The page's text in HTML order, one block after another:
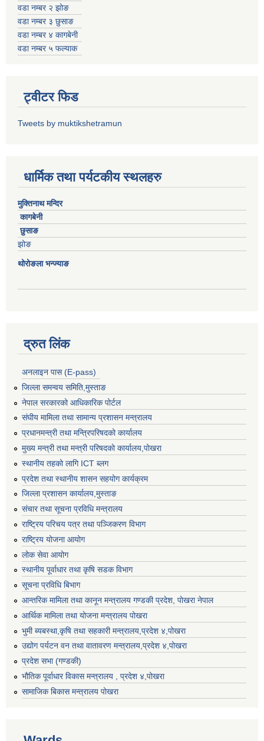
वडा नम्बर २ झोङ
वडा नम्बर ३ छुसाङ
वडा नम्बर ४ कागबेनी
वडा नम्बर ५ फल्याक
ट्वीटर फिड
Tweets by muktikshetramun
धार्मिक तथा पर्यटकीय स्थलहरु
मुक्तिनाथ मन्दिर
कागबेनी
छुसाङ
झोङ
थोरोङला भन्ज्याङ
द्रुत लिंक
अनलाइन पास (E-pass)
जिल्ला समन्वय समिति,मुस्ताङ
नेपाल सरकारको आधिकारिक पोर्टल
संघीय मामिला तथा सामान्य प्रशासन मन्त्रालय
प्रधानमन्त्री तथा मन्त्रिपरिषदको कार्यालय
मुख्य मन्त्री तथा मन्त्री परिषदको कार्यालय,पोखरा
स्थानीय तहको लागि ICT ब्लग
प्रदेश तथा स्थानीय शासन सहयोग कार्यक्रम
जिल्ला प्रशासन कार्यालय,मुस्ताङ
संचार तथा सूचना प्रविधि मन्त्रालय
राष्ट्रिय परिचय पत्र तथा पञ्जिकरण विभाग
राष्ट्रिय योजना आयोग
लोक सेवा आयोग
स्थानीय पूर्वाधार तथा कृषि सडक विभाग
सूचना प्रविधि बिभाग
आन्तरिक मामिला तथा कानून मन्त्रालय गण्डकी प्रदेश, पाेखरा नेपाल
आर्थिक मामिला तथा योजना मन्त्रालय पोखरा
भुमी ब्यबस्था,कृषि तथा सहकारी मन्त्रालय,प्रदेश ४,पोखरा
उद्योग पर्यटन वन तथा वातावरण मन्त्रालय,प्रदेश ४,पोखरा
प्रदेश सभा (गण्डकी)
भौतिक पूर्वाधार विकास मन्त्रालय , प्रदेश ४,पोखरा
सामाजिक बिकास मन्त्रालय पोखरा